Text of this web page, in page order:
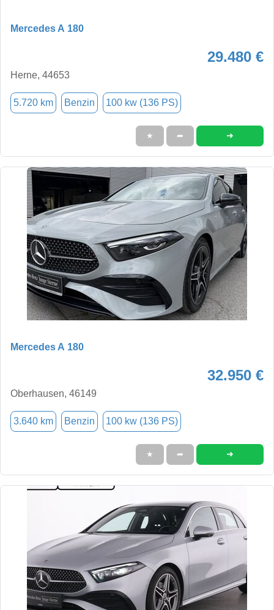
Mercedes A 180
29.480 €
Herne, 44653
5.720 km Benzin 100 kw (136 PS)
★ ➦ ➜
Mercedes A 180
32.950 €
Oberhausen, 46149
3.640 km Benzin 100 kw (136 PS)
★ ➦ ➜